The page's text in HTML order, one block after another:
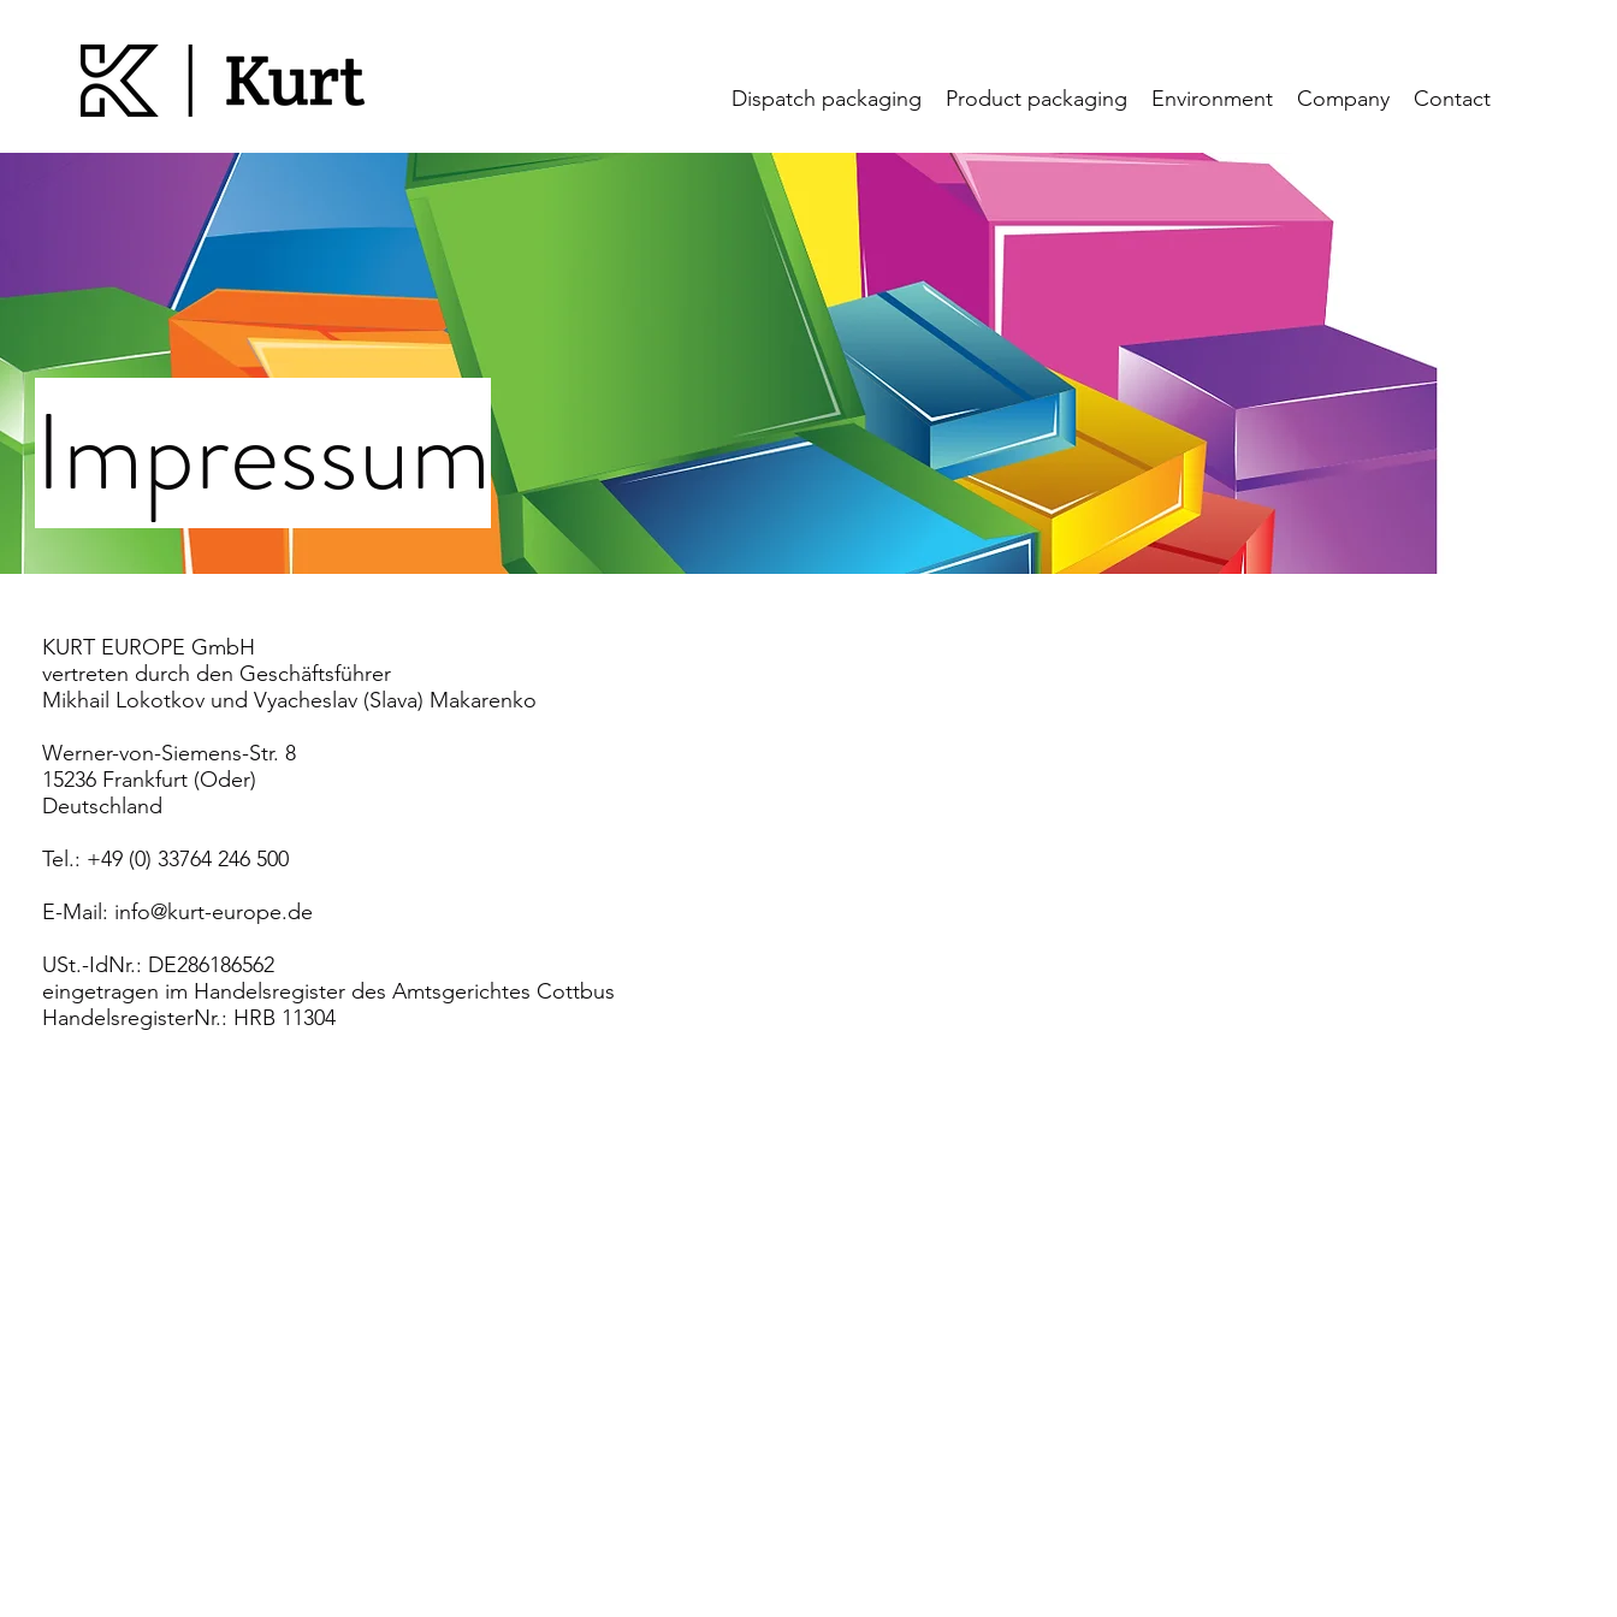
Dispatch packaging Product packaging Environment Company Contact
Impressum
KURT EUROPE GmbH
vertreten durch den Geschäftsführer
Mikhail Lokotkov und Vyacheslav (Slava) Makarenko
Werner-von-Siemens-Str. 8
15236 Frankfurt (Oder)
Deutschland
Tel.: +49 (0) 33764 246 500
E-Mail: info@kurt-europe.de
USt.-IdNr.: DE286186562
eingetragen im Handelsregister des Amtsgerichtes Cottbus
HandelsregisterNr.: HRB 11304